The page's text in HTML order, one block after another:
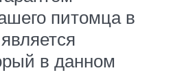
питомца в
в данном